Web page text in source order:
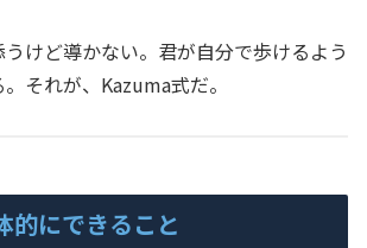
けど導かない。君が自分で歩けるよう
それが、Kazuma式だ。
的にできること